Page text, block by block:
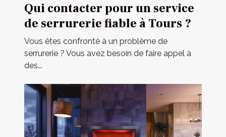
Qui contacter pour un service
de serrurerie fiable à Tours ?
Vous êtes confronté à un problème de
serrurerie ? Vous avez besoin de faire appel à
des...